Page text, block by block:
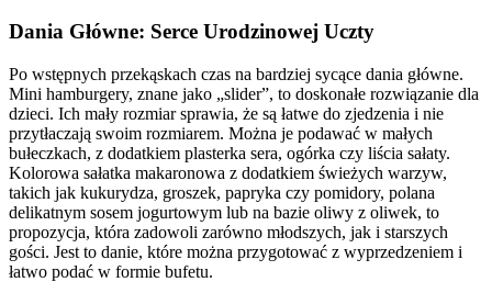
Dania Główne: Serce Urodzinowej Uczty
Po wstępnych przekąskach czas na bardziej sycące dania główne.
Mini hamburgery, znane jako „slider”, to doskonałe rozwiązanie dla
dzieci. Ich mały rozmiar sprawia, że są łatwe do zjedzenia i nie
przytłaczają swoim rozmiarem. Można je podawać w małych
bułeczkach, z dodatkiem plasterka sera, ogórka czy liścia sałaty.
Kolorowa sałatka makaronowa z dodatkiem świeżych warzyw,
takich jak kukurydza, groszek, papryka czy pomidory, polana
delikatnym sosem jogurtowym lub na bazie oliwy z oliwek, to
propozycja, która zadowoli zarówno młodszych, jak i starszych
gości. Jest to danie, które można przygotować z wyprzedzeniem i
łatwo podać w formie bufetu.